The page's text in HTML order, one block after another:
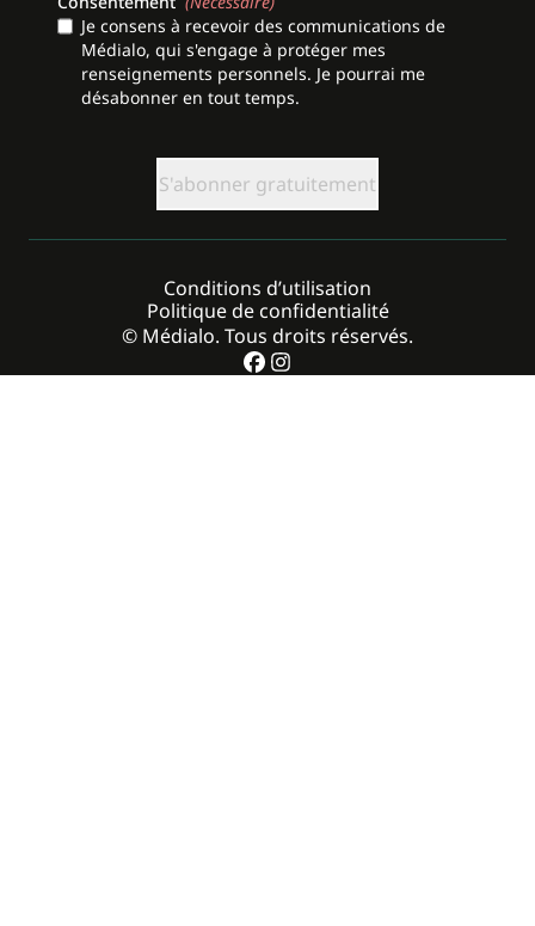
Je consens à recevoir des communications de
Médialo, qui s'engage à protéger mes
renseignements personnels. Je pourrai me
désabonner en tout temps.
© Médialo. Tous droits réservés.
Conditions d’utilisation
Politique de confidentialité